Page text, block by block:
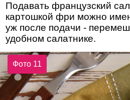
Подавать французский
картошкой фри можно
уж после подачи -
удобном салатнике.
Фото 11